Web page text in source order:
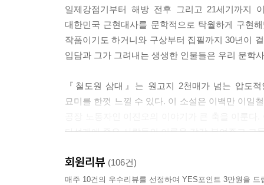
모녀는 저녁조차 먹지 못하고 고구마까지 빼앗겨
부르짖었다.
“같이 좀 살자, 못된 것들아. 같이 좀 살아.”
이진오는 그녀가 말하려던 충분한 한마디가 바로
게 말했어. 어쨌든 세상은 조금씩 아주 조금씩 나아
--- p.410
걸 실감한다. 그는 버려지거나 잊힌 것도 아니고
일제강점기부터 해방 전후 그리고 21세기까지
대한민국 근현대사를 문학적으로 탁월하게 구현
작품이기도 하거니와 구상부터 집필까지 30년이
입담과 그가 그려내는 생생한 인물들은 우리 문학
『철도원 삼대』는 원고지 2천매가 넘는 압도
묘미를 한껏 느낄 수 있다. 이 소설은 이백만 이일
다섯개에 죽은 사람들의 이름을 각각 붙여주고 그
이어져 자신에게 전해진 삶의 의미를 곱씹는다. “
살아낸다.”(207면)
회원리뷰 (106건)
매주 10건의 우수리뷰를 선정하여 YES포인트 3만원을 드